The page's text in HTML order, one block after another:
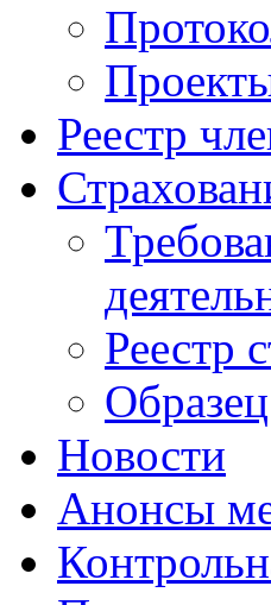
Реестр
Реестр
Новости
Анонсы